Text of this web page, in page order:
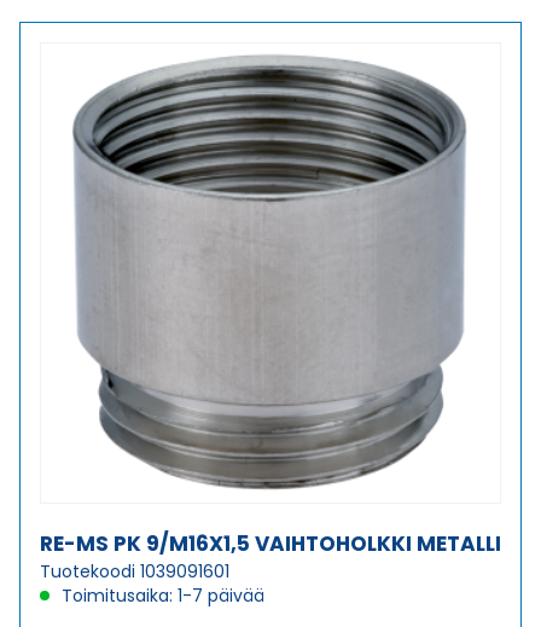
RE-MS PK 9/M16X1,5 VAIHTOHOLKKI METALLI
Tuotekoodi 1039091601
Toimitusaika: 1-7 päivää